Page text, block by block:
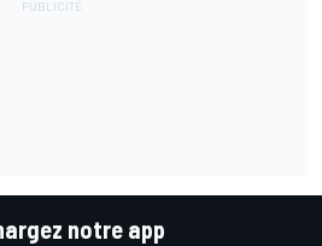
notre app